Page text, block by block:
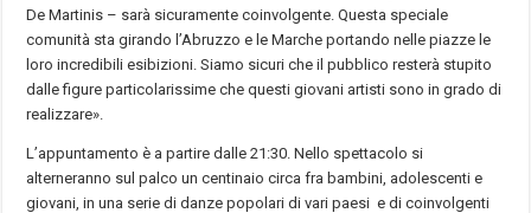
De Martinis – sarà sicuramente coinvolgente. Questa speciale
comunità sta girando l’Abruzzo e le Marche portando nelle piazze le
loro incredibili esibizioni. Siamo sicuri che il pubblico resterà stupito
dalle figure particolarissime che questi giovani artisti sono in grado di
realizzare».
L’appuntamento è a partire dalle 21:30. Nello spettacolo si
alterneranno sul palco un centinaio circa fra bambini, adolescenti e
giovani, in una serie di danze popolari di vari paesi e di coinvolgenti